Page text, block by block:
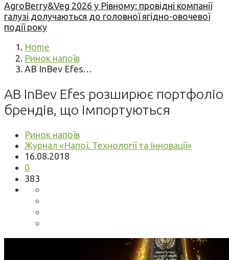
AgroBerry&Veg 2026 у Рівному: провідні компанії
галузі долучаються до головної ягідно-овочевої
події року
Home
Ринок напоїв
AB InBev Efes…
AB InBev Efes розширює портфоліо
брендів, що імпортуються
Ринок напоїв
Журнал «Напої. Технології та Інновації»
16.08.2018
0
383